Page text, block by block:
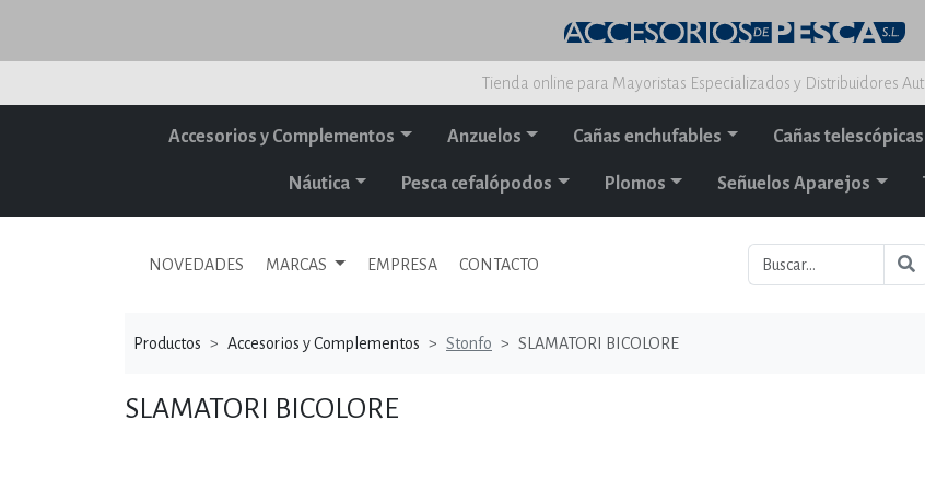
Tienda online para Mayoristas Especializados y Distribuidores
Accesorios y Complementos Anzuelos Cañas enchufables Cañas telescópicas
Náutica Pesca cefalópodos Plomos Señuelos Aparejos
NOVEDADES MARCAS EMPRESA CONTACTO
Productos Accesorios y Complementos Stonfo SLAMATORI BICOLORE
SLAMATORI BICOLORE